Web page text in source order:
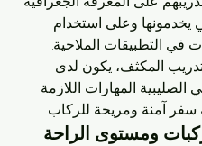
يخدمونها وعلى استخدام
في التطبيقات الملاحية.
المكثف، يكون لدى
المهارات اللازمة
سفر آمنة ومريحة للركاب.
ومستوى الراحة